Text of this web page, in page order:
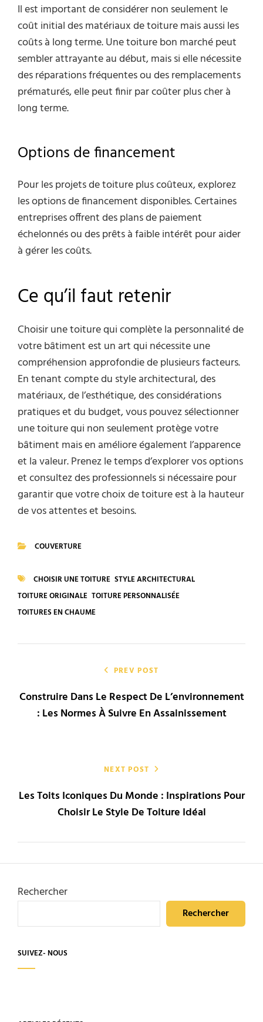
Il est important de considérer non seulement le
coût initial des matériaux de toiture mais aussi les
coûts à long terme. Une toiture bon marché peut
sembler attrayante au début, mais si elle nécessite
des réparations fréquentes ou des remplacements
prématurés, elle peut finir par coûter plus cher à
long terme.
Options de financement
Pour les projets de toiture plus coûteux, explorez
les options de financement disponibles. Certaines
entreprises offrent des plans de paiement
échelonnés ou des prêts à faible intérêt pour aider
à gérer les coûts.
Ce qu’il faut retenir
Choisir une toiture qui complète la personnalité de
votre bâtiment est un art qui nécessite une
compréhension approfondie de plusieurs facteurs.
En tenant compte du style architectural, des
matériaux, de l’esthétique, des considérations
pratiques et du budget, vous pouvez sélectionner
une toiture qui non seulement protège votre
bâtiment mais en améliore également l’apparence
et la valeur. Prenez le temps d’explorer vos options
et consultez des professionnels si nécessaire pour
garantir que votre choix de toiture est à la hauteur
de vos attentes et besoins.
COUVERTURE
TAGS
CHOISIR UNE TOITURE STYLE ARCHITECTURAL
TOITURE ORIGINALE TOITURE PERSONNALISÉE
TOITURES EN CHAUME
l’article
PREV POST
Construire Dans Le Respect De L’environnement
: Les Normes À Suivre En Assainissement
NEXT POST
Les Toits Iconiques Du Monde : Inspirations Pour
Choisir Le Style De Toiture Idéal
Rechercher
Rechercher
SUIVEZ- NOUS